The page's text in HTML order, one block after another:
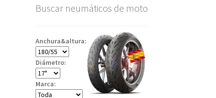
Buscar neumáticos de moto
Anchura&altura:
Diámetro:
Marca: